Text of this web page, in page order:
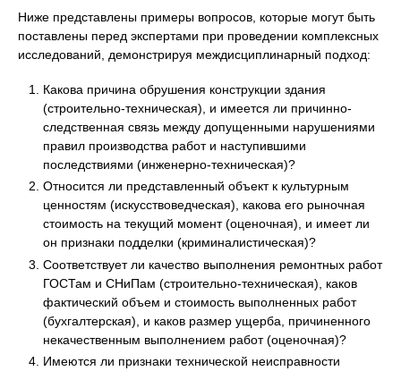
Ниже представлены примеры вопросов, которые могут быть
поставлены перед экспертами при проведении комплексных
исследований, демонстрируя междисциплинарный подход:
Какова причина обрушения конструкции здания
(строительно-техническая), и имеется ли причинно-
следственная связь между допущенными нарушениями
правил производства работ и наступившими
последствиями (инженерно-техническая)?
Относится ли представленный объект к культурным
ценностям (искусствоведческая), какова его рыночная
стоимость на текущий момент (оценочная), и имеет ли
он признаки подделки (криминалистическая)?
Соответствует ли качество выполнения ремонтных работ
ГОСТам и СНиПам (строительно-техническая), каков
фактический объем и стоимость выполненных работ
(бухгалтерская), и каков размер ущерба, причиненного
некачественным выполнением работ (оценочная)?
Имеются ли признаки технической неисправности